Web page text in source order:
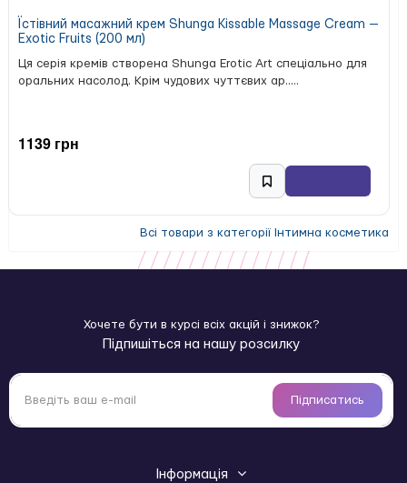
Їстівний масажний крем Shunga Kissable Massage Cream —
Exotic Fruits (200 мл)
Ця серія кремів створена Shunga Erotic Art спеціально для
оральних насолод. Крім чудових чуттєвих ар.....
1139 грн
Всі товари з категорії Інтимна косметика
Хочете бути в курсі всіх акцій і знижок?
Підпишіться на нашу розсилку
Підписатись
Інформація